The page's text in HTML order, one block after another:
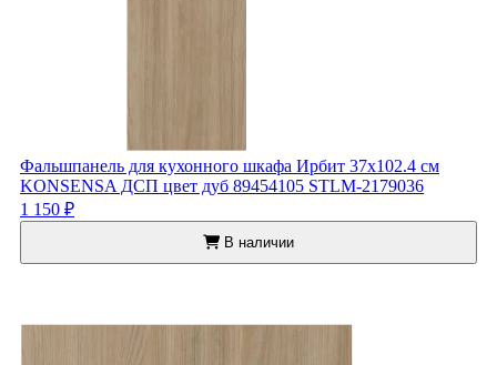
Фальшпанель для кухонного шкафа Ирбит 37x102.4 см
KONSENSA ДСП цвет дуб 89454105 STLM-2179036
1 150 ₽
В наличии